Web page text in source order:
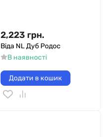
2,223 грн.
Віда NL Дуб Родос
В наявності
Додати в кошик